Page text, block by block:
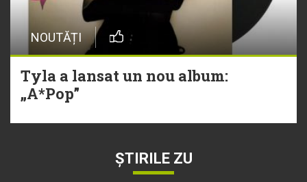
NOUTĂȚI
Tyla a lansat un nou album:
„A*Pop”
ȘTIRILE ZU